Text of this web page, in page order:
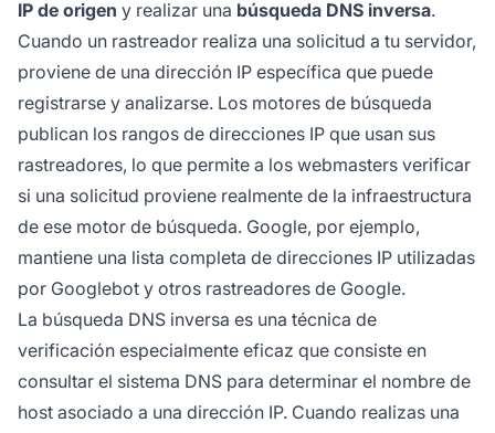
IP de origen y realizar una búsqueda DNS inversa.
Cuando un rastreador realiza una solicitud a tu servidor,
proviene de una dirección IP específica que puede
registrarse y analizarse. Los motores de búsqueda
publican los rangos de direcciones IP que usan sus
rastreadores, lo que permite a los webmasters verificar
si una solicitud proviene realmente de la infraestructura
de ese motor de búsqueda. Google, por ejemplo,
mantiene una lista completa de direcciones IP utilizadas
por Googlebot y otros rastreadores de Google.
La búsqueda DNS inversa es una técnica de
verificación especialmente eficaz que consiste en
consultar el sistema DNS para determinar el nombre de
host asociado a una dirección IP. Cuando realizas una